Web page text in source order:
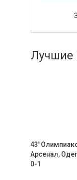
Лучшие
43'
Арсенал,
0-1